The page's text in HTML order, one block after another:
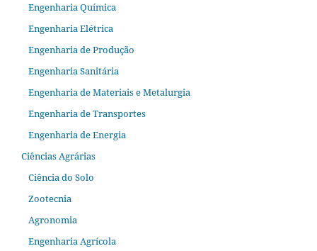
Engenharia Química
Engenharia Elétrica
Engenharia de Produção
Engenharia Sanitária
Engenharia de Materiais e Metalurgia
Engenharia de Transportes
Engenharia de Energia
Ciências Agrárias
Ciência do Solo
Zootecnia
Agronomia
Engenharia Agrícola